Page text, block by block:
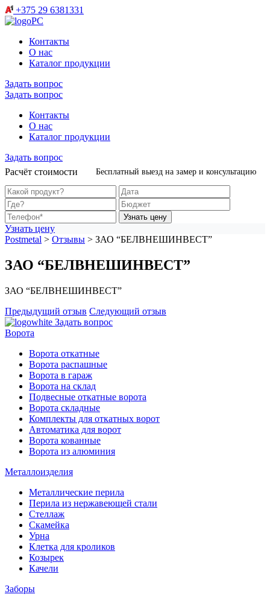
+375 29 6381331
Контакты
О нас
Каталог продукции
Задать вопрос
Задать вопрос
Контакты
О нас
Каталог продукции
Задать вопрос
Расчёт стоимости
Бесплатный выезд на замер и консультацию
Узнать цену
Узнать цену
Postmetal > Отзывы > ЗАО “БЕЛВНЕШИНВЕСТ”
ЗАО “БЕЛВНЕШИНВЕСТ”
ЗАО “БЕЛВНЕШИНВЕСТ”
Предыдущий отзыв Следующий отзыв
Задать вопрос
Ворота
Ворота откатные
Ворота распашные
Ворота в гараж
Ворота на склад
Подвесные откатные ворота
Ворота складные
Комплекты для откатных ворот
Автоматика для ворот
Ворота кованные
Ворота из алюминия
Металлоизделия
Металлические перила
Перила из нержавеющей стали
Стеллаж
Скамейка
Урна
Клетка для кроликов
Козырек
Качели
Заборы